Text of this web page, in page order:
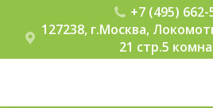
+7 (495) 662-
127238, г.Москва,
21 стр.5